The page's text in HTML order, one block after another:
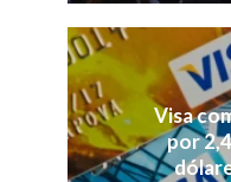
Visa
por